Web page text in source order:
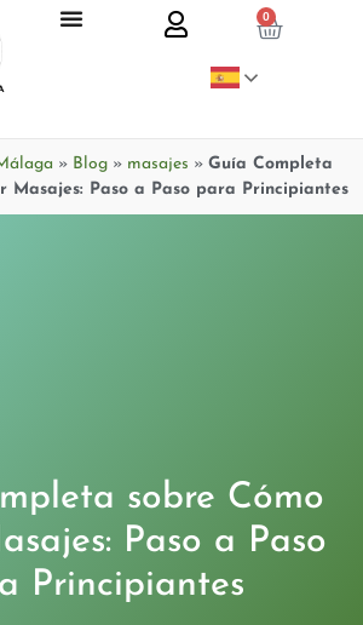
0
» Blog» masajes » Guía Completa
Masajes: Paso a Paso para Principiantes
sobre Cómo
Paso a Paso
Principiantes